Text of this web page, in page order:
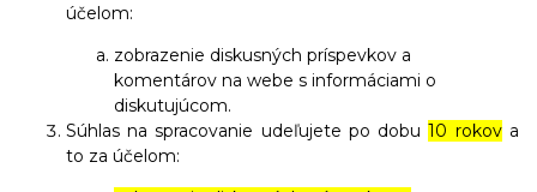
účelom:
zobrazenie diskusných príspevkov a
komentárov na webe s informáciami o
diskutujúcom.
Súhlas na spracovanie udeľujete po dobu10 rokova
to za účelom: